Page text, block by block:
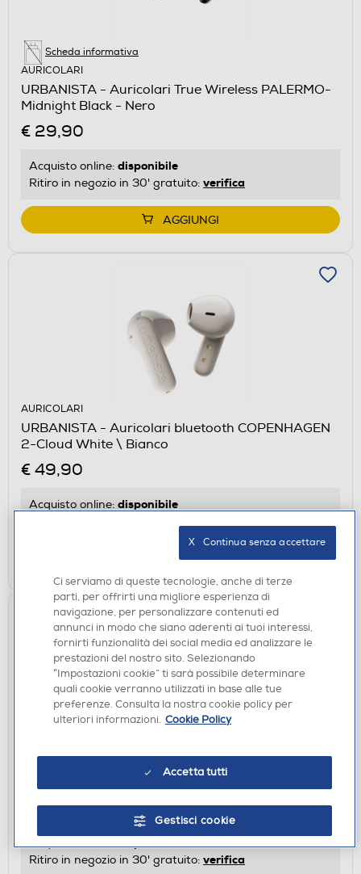
Scheda informativa
AURICOLARI
URBANISTA - Auricolari True Wireless PALERMO-
Midnight Black - Nero
€ 29,90
Acquisto online: disponibile
Ritiro in negozio in 30' gratuito: verifica
AGGIUNGI
AURICOLARI
URBANISTA - Auricolari bluetooth COPENHAGEN
2-Cloud White \ Bianco
€ 49,90
Acquisto online: disponibile
AGGIUNGI
BEATS BY DR.DRE - BEATS SOLO4 - Cuffie
€ 139,00
Ritiro in negozio in 30' gratuito: verifica
Ci serviamo di queste tecnologie, anche di terze
parti, per offrirti una migliore esperienza di
navigazione, per personalizzare contenuti ed
annunci in modo che siano aderenti ai tuoi interessi,
fornirti funzionalità dei social media ed analizzare le
prestazioni del nostro sito. Selezionando
“Impostazioni cookie” ti sarà possibile determinare
quali cookie verranno utilizzati in base alle tue
preferenze. Consulta la nostra cookie policy per
ulteriori informazioni. Cookie Policy
Accetta tutti
Gestisci cookie
X   Continua senza accettare